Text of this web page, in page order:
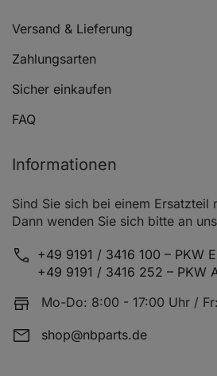
Versand & Lieferung
Zahlungsarten
Sicher einkaufen
FAQ
Informationen
Sind Sie sich bei einem Ersatzteil
Dann wenden Sie sich bitte an
+49 9191 / 3416 100 – PKW
+49 9191 / 3416 252 – PKW
Mo-Do: 8:00 - 17:00 Uhr /
shop@nbparts.de